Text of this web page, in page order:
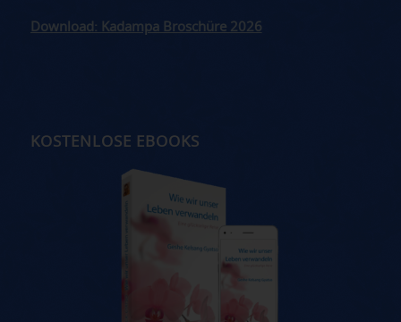
Download: Kadampa Broschüre 2026
KOSTENLOSE EBOOKS